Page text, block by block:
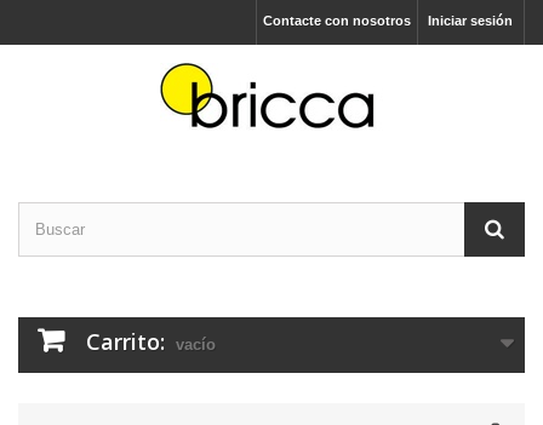
Iniciar sesión
Contacte con nosotros
Carrito: vacío